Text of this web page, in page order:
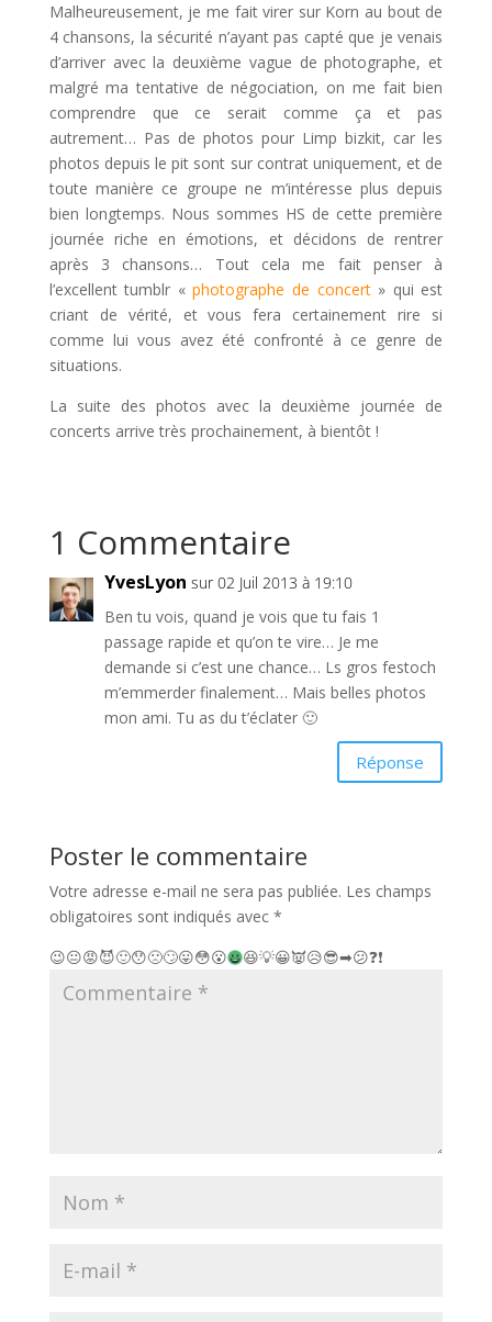
Malheureusement, je me fait virer sur Korn au bout de
4 chansons, la sécurité n’ayant pas capté que je venais
d’arriver avec la deuxième vague de photographe, et
malgré ma tentative de négociation, on me fait bien
comprendre que ce serait comme ça et pas
autrement… Pas de photos pour Limp bizkit, car les
photos depuis le pit sont sur contrat uniquement, et de
toute manière ce groupe ne m’intéresse plus depuis
bien longtemps. Nous sommes HS de cette première
journée riche en émotions, et décidons de rentrer
après 3 chansons… Tout cela me fait penser à
l’excellent tumblr «photographe de concert» qui est
criant de vérité, et vous fera certainement rire si
comme lui vous avez été confronté à ce genre de
situations.
La suite des photos avec la deuxième journée de
concerts arrive très prochainement, à bientôt !
1 Commentaire
YvesLyon sur 02 Juil 2013 à 19:10
Ben tu vois, quand je vois que tu fais 1
passage rapide et qu’on te vire… Je me
demande si c’est une chance… Ls gros festoch
m’emmerder finalement… Mais belles photos
mon ami. Tu as du t’éclater 🙂
Réponse
Poster le commentaire
Votre adresse e-mail ne sera pas publiée. Les champs
obligatoires sont indiqués avec *
😉😐😡😈🙂😯🙁🙄😛😳😮 😆💡😀👿😥😎➡😕❓❗